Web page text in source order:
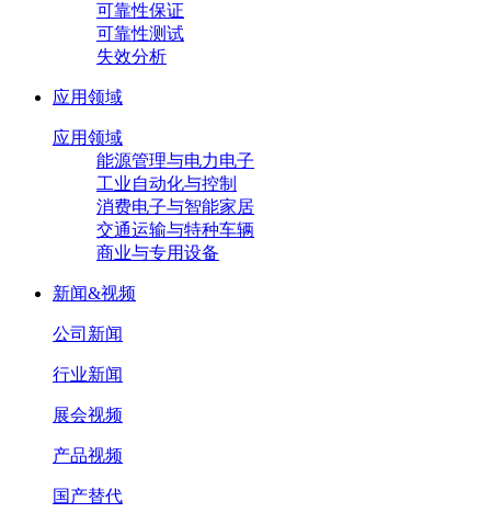
可靠性保证
可靠性测试
失效分析
应用领域
应用领域
能源管理与电力电子
工业自动化与控制
消费电子与智能家居
交通运输与特种车辆
商业与专用设备
新闻&视频
公司新闻
行业新闻
展会视频
产品视频
国产替代